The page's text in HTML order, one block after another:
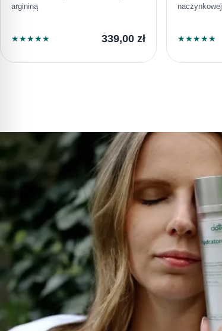
argininą
★★★★★ 339,00zł
naczynkowej
★★★★★